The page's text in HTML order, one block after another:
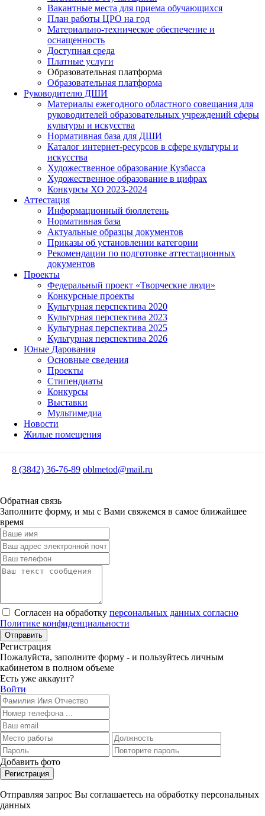
Вакантные места для приема обучающихся
План работы ЦРО на год
Материально-техническое обеспечение и
оснащенность
Доступная среда
Платные услуги
Образовательная платформа
Образовательная платформа
Руководителю ДШИ
Материалы ежегодного областного совещания для
руководителей образовательных учреждений сферы
культуры и искусства
Нормативная база для ДШИ
Каталог интернет-ресурсов в сфере культуры и
искусства
Художественное образование Кузбасса
Художественное образование в цифрах
Конкурсы ХО 2023-2024
Аттестация
Информационный бюллетень
Нормативная база
Актуальные образцы документов
Приказы об установлении категории
Рекомендации по подготовке аттестационных
документов
Проекты
Федеральный проект «Творческие люди»
Конкурсные проекты
Культурная перспектива 2020
Культурная перспектива 2023
Культурная перспектива 2025
Культурная перспектива 2026
Юные Дарования
Основные сведения
Проекты
Стипендиаты
Конкурсы
Выставки
Мультимедиа
Новости
Жилые помещения
8 (3842) 36-76-89 oblmetod@mail.ru
Обратная связь
Заполните форму, и мы с Вами свяжемся в самое ближайшее
время
Согласен на обработку персональных данных согласно
Политике конфиденциальности
Отправить
Регистрация
Пожалуйста, заполните форму - и пользуйтесь личным
кабинетом в полном объеме
Есть уже аккаунт?
Войти
Добавить фото
Регистрация
Отправляя запрос Вы соглашаетесь на обработку персональных
данных